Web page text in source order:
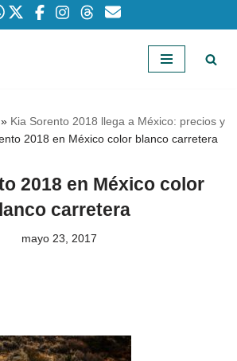
» Kia Sorento 2018 llega a México: precios y
2018 en México color blanco carretera
2018 en México color
carretera
mayo 23, 2017